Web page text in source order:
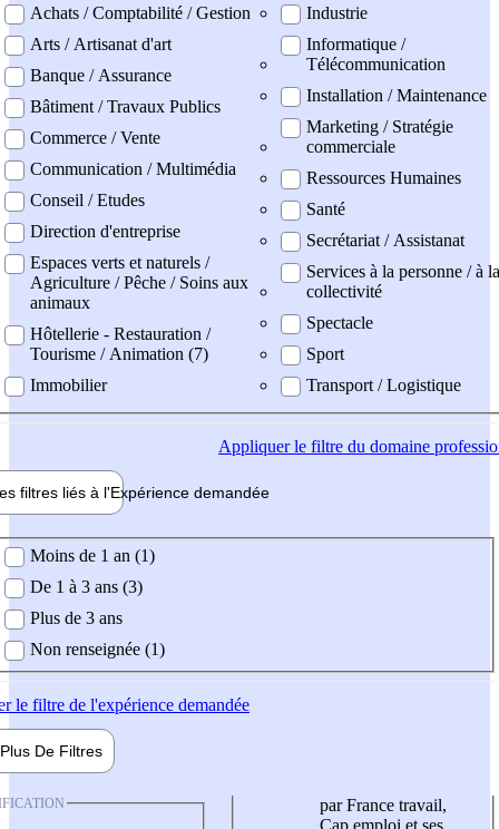
professionel
Achats / Comptabilité / Gestion
Arts / Artisanat d'art
Banque / Assurance
Bâtiment / Travaux Publics
Commerce / Vente
Communication / Multimédia
Conseil / Etudes
Direction d'entreprise
Espaces verts et naturels /
Agriculture / Pêche / Soins aux
animaux
Hôtellerie - Restauration /
Tourisme / Animation (7)
Immobilier
Industrie
Informatique /
Télécommunication
Installation / Maintenance
Marketing / Stratégie
commerciale
Ressources Humaines
Santé
Secrétariat / Assistanat
Services à la personne / à la
collectivité
Spectacle
Sport
Transport / Logistique
Appliquerle filtre du domaine
filtres liés à l'Expérience demandée
demandée
Moins de 1 an (1)
De 1 à 3 ans (3)
Plus de 3 ans
Non renseignée (1)
le filtre de l'expérience demandée
Plus De Filtres
par France travail,
Cap emploi et ses